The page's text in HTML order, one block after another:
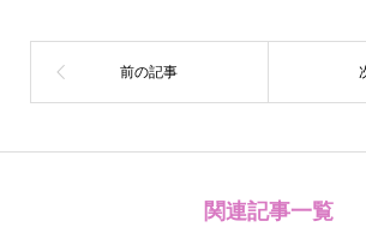
関連記事一覧